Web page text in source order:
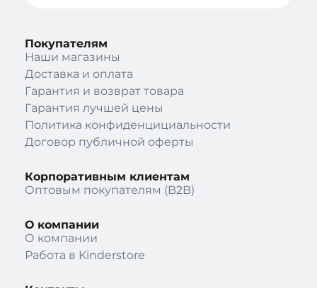
Покупателям
Наши магазины
Доставка и оплата
Гарантия и возврат товара
Гарантия лучшей цены
Политика конфиденцициальности
Договор публичной оферты
Корпоративным клиентам
Оптовым покупателям (B2B)
О компании
О компании
Работа в Kinderstore